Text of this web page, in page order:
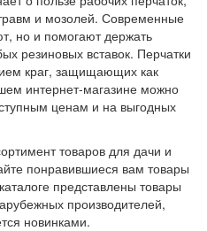
и мозолей. Современные
но и помогают держать
резиновых вставок. Перчатки
краг, защищающих как
интернет-магазине можно
ценам и на выгодных
товаров для дачи и
понравившиеся вам товары
представлены товары
производителей,
новинками.